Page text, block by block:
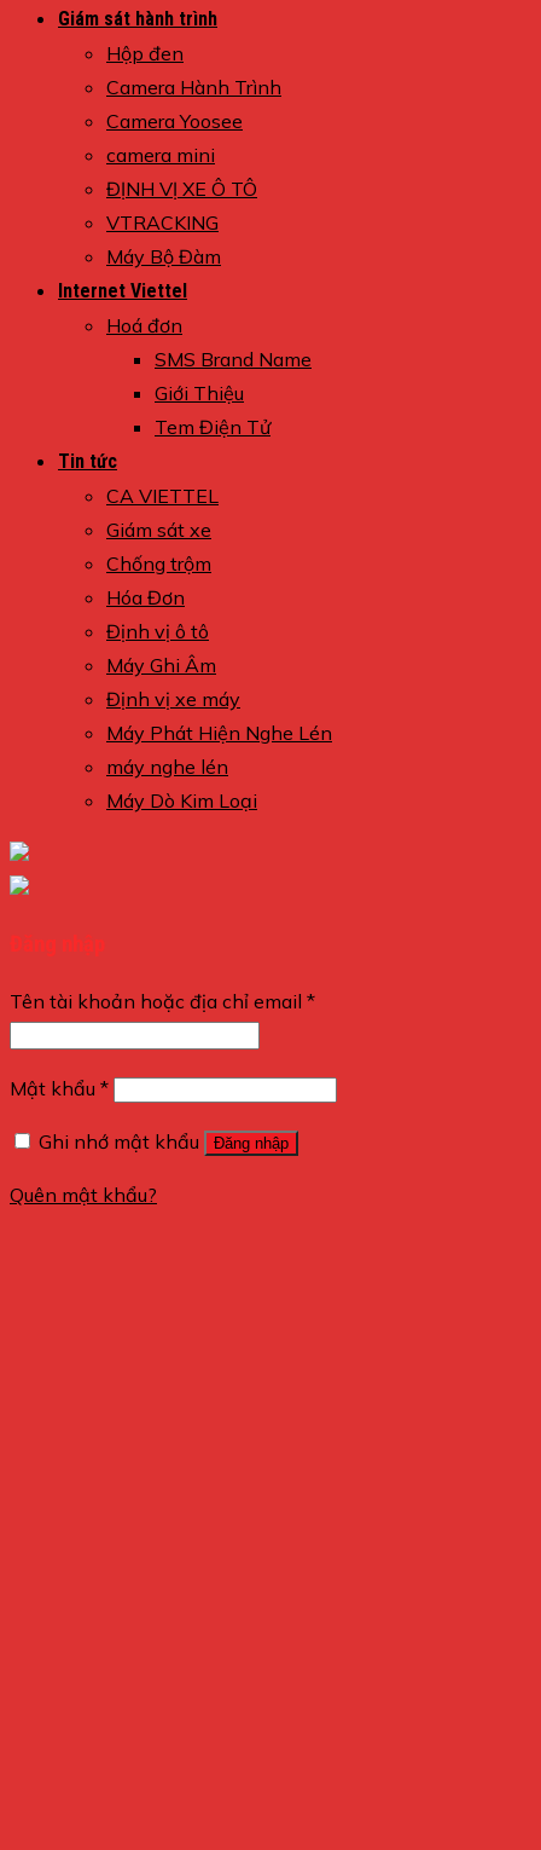
Giám sát hành trình
Hộp đen
Camera Hành Trình
Camera Yoosee
camera mini
ĐỊNH VỊ XE Ô TÔ
VTRACKING
Máy Bộ Đàm
Internet Viettel
Hoá đơn
SMS Brand Name
Giới Thiệu
Tem Điện Tử
Tin tức
CA VIETTEL
Giám sát xe
Chống trộm
Hóa Đơn
Định vị ô tô
Máy Ghi Âm
Định vị xe máy
Máy Phát Hiện Nghe Lén
máy nghe lén
Máy Dò Kim Loại
Đăng nhập
Tên tài khoản hoặc địa chỉ email *
Mật khẩu *
Ghi nhớ mật khẩu Đăng nhập
Quên mật khẩu?